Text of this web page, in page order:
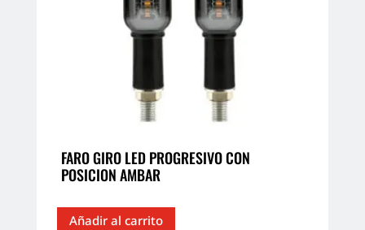
FARO GIRO LED PROGRESIVO CON
POSICION AMBAR
Añadir al carrito